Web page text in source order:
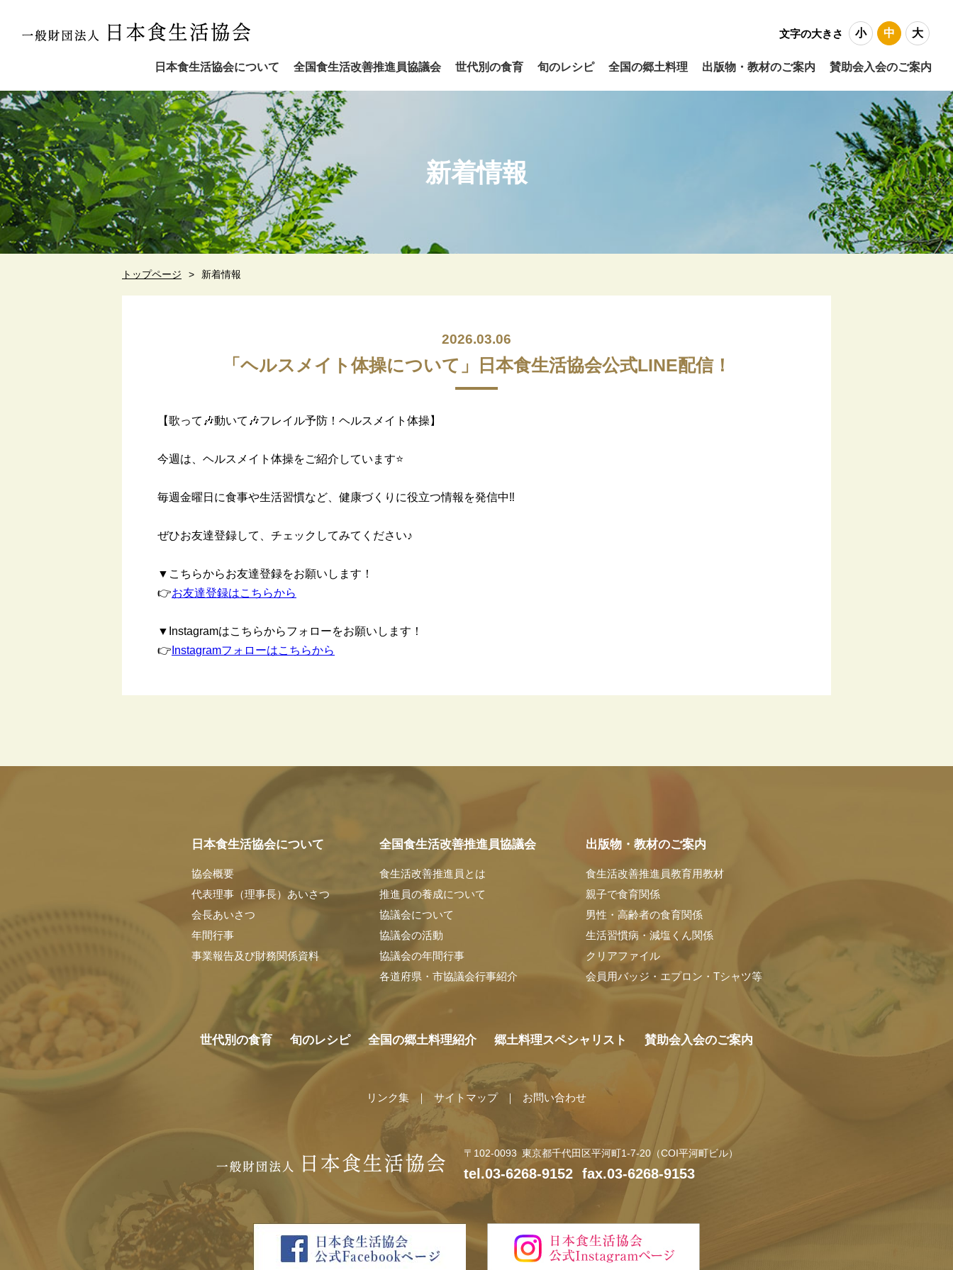
文字の大きさ 小 中 大
日本食生活協会について 全国食生活改善推進員協議会 世代別の食育 旬のレシピ 全国の郷土料理 出版物・教材のご案内 賛助会入会のご案内
新着情報
トップページ 新着情報
2026.03.06
「ヘルスメイト体操について」日本食生活協会公式LINE配信！
【歌って🎶動いて🎶フレイル予防！ヘルスメイト体操】
今週は、ヘルスメイト体操をご紹介しています⭐
毎週金曜日に食事や生活習慣など、健康づくりに役立つ情報を発信中‼️
ぜひお友達登録して、チェックしてみてください♪
▼こちらからお友達登録をお願いします！
👉お友達登録はこちらから
▼Instagramはこちらからフォローをお願いします！
👉 Instagramフォローはこちらから
日本食生活協会について
協会概要
代表理事（理事長）あいさつ
会長あいさつ
年間行事
事業報告及び財務関係資料
全国食生活改善推進員協議会
食生活改善推進員とは
推進員の養成について
協議会について
協議会の活動
協議会の年間行事
各道府県・市協議会行事紹介
出版物・教材のご案内
食生活改善推進員教育用教材
親子で食育関係
男性・高齢者の食育関係
生活習慣病・減塩くん関係
クリアファイル
会員用バッジ・エプロン・Tシャツ等
世代別の食育 旬のレシピ 全国の郷土料理紹介 郷土料理スペシャリスト 賛助会入会のご案内
リンク集 サイトマップ お問い合わせ
〒102-0093 東京都千代田区平河町1-7-20（COI平河町ビル）
tel.03-6268-9152 fax.03-6268-9153